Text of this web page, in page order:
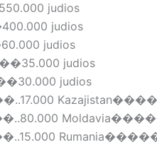
judios
judios
judios
judios
judios